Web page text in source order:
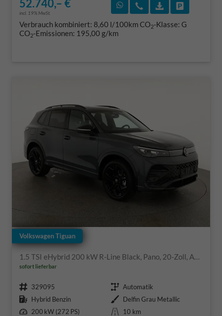
52.740,– €
incl. 19% MwSt.
Rückruf vereinbaren
Wir rufen Sie an
Verbrauch kombiniert: 8,60 l/100kmCO2-Klasse: G
CO2-Emissionen: 195,00 g/km
Volkswagen Tiguan
1.5 TSI eHybrid 200 kW R-Line Black, Pano, 20-Zoll, AHK, AreaView, 5-J Garantie
sofort lieferbar
Fahrzeugnr. 329095 Getriebe Automatik
Kraftstoff Hybrid Benzin Außenfarbe Delfin Grau Metallic
Leistung 200 kW (272 PS) Kilometerstand
10 km